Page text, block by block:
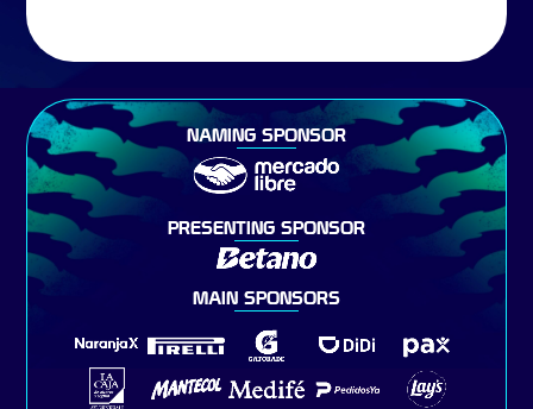
NAMING SPONSOR
PRESENTING SPONSOR
MAIN SPONSORS